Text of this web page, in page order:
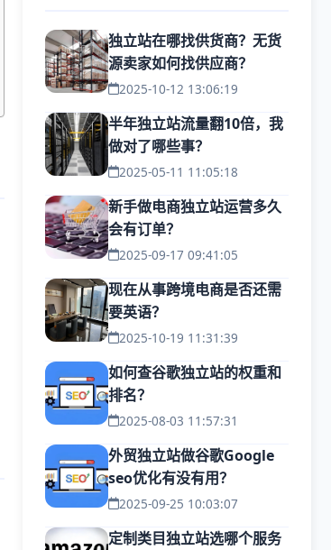
独立站在哪找供货商？无货
源卖家如何找供应商？
2025-10-12 13:06:19
半年独立站流量翻10倍，我
做对了哪些事？
2025-05-11 11:05:18
新手做电商独立站运营多久
会有订单？
2025-09-17 09:41:05
现在从事跨境电商是否还需
要英语？
2025-10-19 11:31:39
如何查谷歌独立站的权重和
排名？
2025-08-03 11:57:31
外贸独立站做谷歌Google
seo优化有没有用？
2025-09-25 10:03:07
定制类目独立站选哪个服务